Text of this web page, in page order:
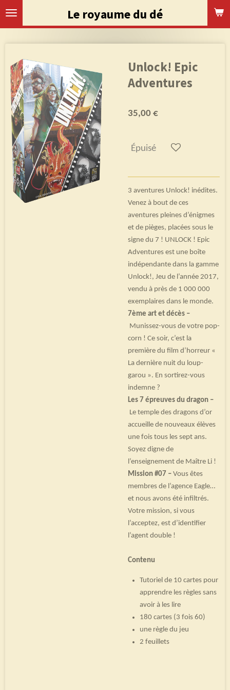
Passer
Le royaume du dé
Unlock! Epic
Adventures
35,00 €
Épuisé
3 aventures Unlock! inédites.
Venez à bout de ces
aventures pleines d’énigmes
et de pièges, placées sous le
signe du 7 ! UNLOCK ! Epic
Adventures est une boîte
indépendante dans la gamme
Unlock!, Jeu de l’année 2017,
vendu à près de 1 000 000
exemplaires dans le monde.
7ème art et décès –
Munissez-vous de votre pop-
corn ! Ce soir, c’est la
première du film d’horreur «
La dernière nuit du loup-
garou ». En sortirez-vous
indemne ?
Les 7 épreuves du dragon –
Le temple des dragons d’or
accueille de nouveaux élèves
une fois tous les sept ans.
Soyez digne de
l’enseignement de Maître Li !
Mission #07 – Vous êtes
membres de l’agence Eagle…
et nous avons été infiltrés.
Votre mission, si vous
l’acceptez, est d’identifier
l’agent double !
Contenu
Tutoriel de 10 cartes pour
apprendre les règles sans
avoir à les lire
180 cartes (3 fois 60)
une règle du jeu
2 feuillets